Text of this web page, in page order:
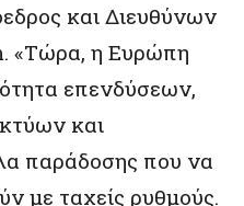
και Διευθύνων
«Τώρα, η Ευρώπη
επενδύσεων,
και
παράδοσης που να
με ταχείς ρυθμούς.